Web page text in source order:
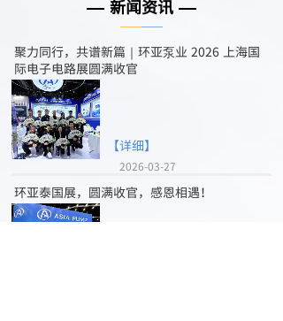
聚力同行，共谱新篇｜环亚泵业 2026 上海国
际电子电路展圆满收官
【详细】
2026-03-27
环亚泰国展，圆满收官，感恩相遇！
————
— 新闻资讯 —